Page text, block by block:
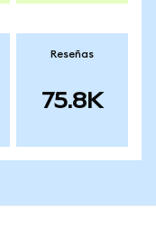
Reseñas
75.8K